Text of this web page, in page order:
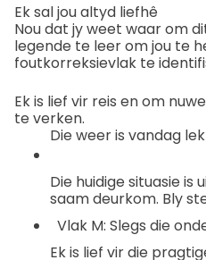
Ek sal jou altyd liefhê
Nou dat jy weet waar om
legende te leer om jou te
foutkorreksievlak te
Ek is lief vir reis en om
te verken.
Die weer is vandag
Die huidige situasie is
saam deurkom. Bly
Vlak M: Slegs die
Ek is lief vir die